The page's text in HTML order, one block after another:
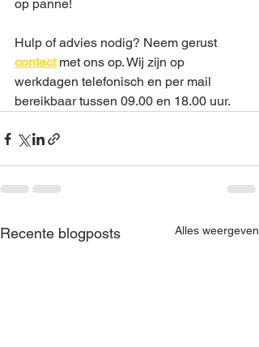
op panne!
Hulp of advies nodig? Neem gerust
contact met ons op. Wij zijn op
werkdagen telefonisch en per mail
bereikbaar tussen 09.00 en 18.00 uur.
Recente blogposts Alles weergeven